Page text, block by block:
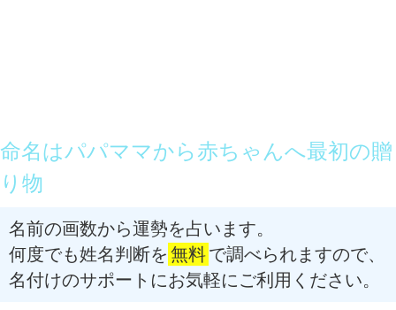
命名はパパママから赤ちゃんへ最初の贈
り物
名前の画数から運勢を占います。
何度でも姓名判断を 無料で調べられますので、
名付けのサポートにお気軽にご利用ください。